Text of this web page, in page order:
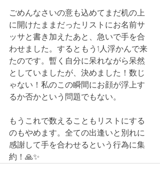
ごめんなさいの意も込めてまだ机の上
に開けたままだったリストにお名前サ
ッサと書き加えたあと、急いで手を合
わせました。するともう1人浮かんで来
たのです。暫く自分に呆れながら呆然
としていましたが、決めました！数じ
ゃない！私のこの瞬間にお顔が浮上す
るか否かという問題でもない。
もうこれで数えることもリストにする
のもやめます。全ての出逢いと別れに
感謝して手を合わせるという行為に集
約！🙏✨